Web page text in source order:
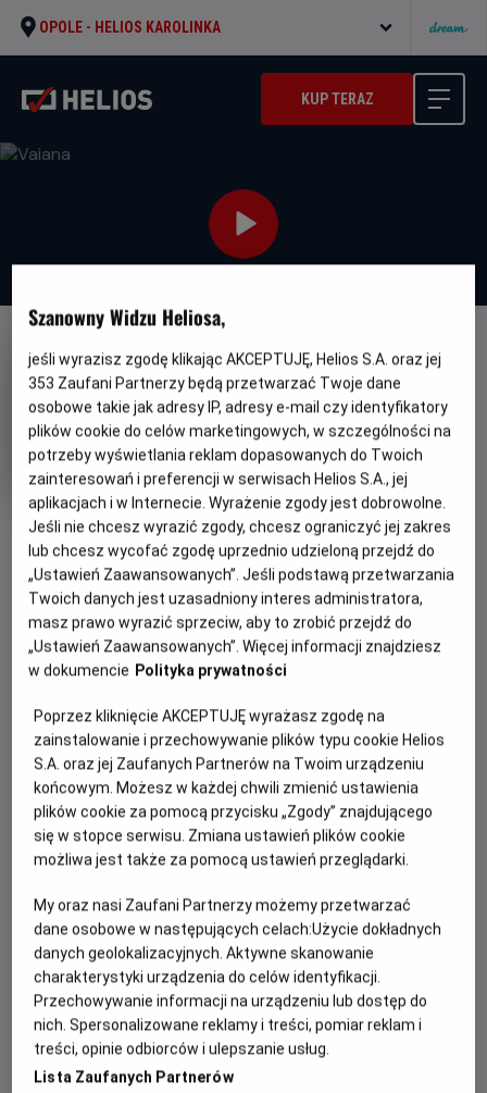
OPOLE - HELIOS KAROLINKA
KUP TERAZ
DUBBING NAPISY
OBSERWUJ
Vaiana
Oryginalny
tytuł
Vaiana Gatunek
Komedia / Przygodowy /
Familijny
Minimalny
wiek
Od 7 lat
Czas
trwania
116 min
Kraj
i
rok
produkcji
USA (2026)
10 lipca 2026
REŻYSERIA SCENARIUSZ
Miller
OBSADA
Dwayne Johnson, Catherine Laga'aia, John Tui
WIĘCEJ SZCZEGÓŁÓW
OPIS FILMU
Vaiana to aktorska wersja uwielbianej, nominowanej do
Oscara® animacji Disneya o tym samym tytule. Nastoletnia
Vaina odpowiada na wezwanie Oceanu i po raz pierwszy
wyrusza poza rafę swojej rodzinnej wyspy Motunui. W tej
podróży towarzyszy jej legendarny półbóg Maui (Dwayne
Johnson). Razem odważnie podejmują się niebezpiecznej
Film wyreżyserował laureat nagród Emmy® i Tony® Thomas
Kail (Hamilton). Producentami są Dwayne Johnson, Dany
Garcia, Beau Flynn, Hiram Garcia i Lin-Manuel Miranda,
natomiast producentami wykonawczymi: Thomas Kail,
Scott Sheldon, Charles Newirth oraz Auliʻi Cravalho. W
filmie usłyszymy oryginalne piosenki autorstwa Lin-
Manuela Mirandy, Opetai Foaʻi i Marka Manciny, który
Szanowny Widzu Heliosa,
jeśli wyrazisz zgodę klikając AKCEPTUJĘ, Helios S.A. oraz jej
353 Zaufani Partnerzy będą przetwarzać Twoje dane
osobowe takie jak adresy IP, adresy e-mail czy identyfikatory
plików cookie do celów marketingowych, w szczególności na
potrzeby wyświetlania reklam dopasowanych do Twoich
zainteresowań i preferencji w serwisach Helios S.A., jej
aplikacjach i w Internecie. Wyrażenie zgody jest dobrowolne.
Jeśli nie chcesz wyrazić zgody, chcesz ograniczyć jej zakres
lub chcesz wycofać zgodę uprzednio udzieloną przejdź do
„Ustawień Zaawansowanych”. Jeśli podstawą przetwarzania
Twoich danych jest uzasadniony interes administratora,
masz prawo wyrazić sprzeciw, aby to zrobić przejdź do
„Ustawień Zaawansowanych”. Więcej informacji znajdziesz
w dokumencie Polityka prywatności
Poprzez kliknięcie AKCEPTUJĘ wyrażasz zgodę na
zainstalowanie i przechowywanie plików typu cookie Helios
S.A. oraz jej Zaufanych Partnerów na Twoim urządzeniu
końcowym. Możesz w każdej chwili zmienić ustawienia
plików cookie za pomocą przycisku „Zgody” znajdującego
się w stopce serwisu. Zmiana ustawień plików cookie
możliwa jest także za pomocą ustawień przeglądarki.
My oraz nasi Zaufani Partnerzy możemy przetwarzać
dane osobowe w następujących celach:Użycie dokładnych
danych geolokalizacyjnych. Aktywne skanowanie
charakterystyki urządzenia do celów identyfikacji.
Przechowywanie informacji na urządzeniu lub dostęp do
nich. Spersonalizowane reklamy i treści, pomiar reklam i
treści, opinie odbiorców i ulepszanie usług.
Lista Zaufanych Partnerów